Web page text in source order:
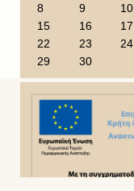
Y
e
a
r
o
n
t
h
8
9 10
15
16 17
22
23 24
29
30